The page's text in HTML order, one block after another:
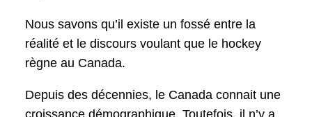
Nous savons qu’il existe un fossé entre la
réalité et le discours voulant que le hockey
règne au Canada.
Depuis des décennies, le Canada connait une
croissance démographique. Toutefois, il n’y a